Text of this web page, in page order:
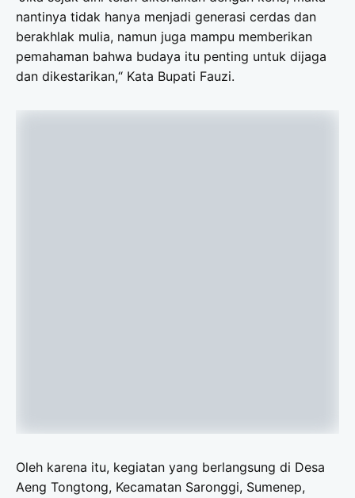
nantinya tidak hanya menjadi generasi cerdas dan
berakhlak mulia, namun juga mampu memberikan
pemahaman bahwa budaya itu penting untuk dijaga
dan dikestarikan,“ Kata Bupati Fauzi.
Oleh karena itu, kegiatan yang berlangsung di Desa
Aeng Tongtong, Kecamatan Saronggi, Sumenep,